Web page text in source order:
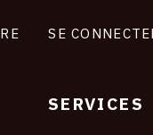
SE
SERVICES